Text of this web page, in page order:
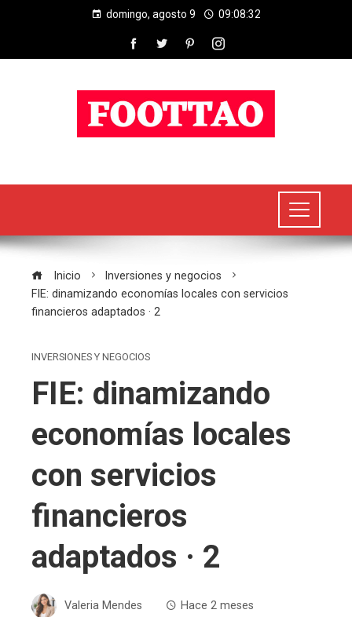
domingo, agosto 9 09:08:33
Inicio
Inversiones y negocios
FIE: dinamizando economías locales con servicios
financieros adaptados · 2
INVERSIONES Y NEGOCIOS
FIE: dinamizando
economías locales
con servicios
financieros
adaptados · 2
Valeria Mendes Hace 2 meses